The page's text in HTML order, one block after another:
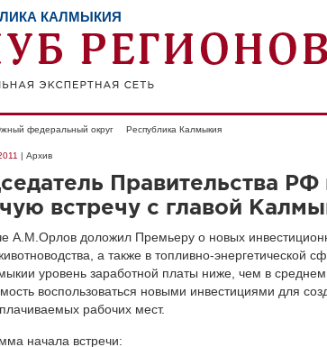
КАЛМЫКИЯ
федеральный округ Республика Калмыкия
| Архив
Правительства РФ
встречу с главой
А.М.Орлов доложил Премьеру о новых
а также в топливно-энергетической
уровень заработной платы ниже, чем в среднем
воспользоваться новыми инвестициями для
рабочих мест.
начала встречи: